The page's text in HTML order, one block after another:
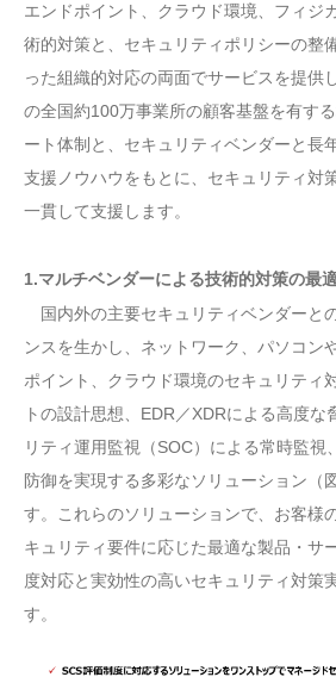
エンドポイント、クラウド環境、フィジ
術的対策と、セキュリティポリシーの整
った組織的対応の両面でサービスを提供
の全国約100万事業所の顧客基盤を有す
ート体制と、セキュリティベンダーと長
支援ノウハウをもとに、セキュリティ対
一貫して支援します。
1.マルチベンダーによる技術的対策の最
国内外の主要セキュリティベンダーと
ンスを生かし、ネットワーク、パソコン
ポイント、クラウド環境のセキュリティ
トの設計思想、EDR／XDRによる高度な
リティ運用監視（SOC）による常時監視
防御を実現する多彩なソリューション（
す。これらのソリューションで、お客様
キュリティ要件に応じた最適な製品・サ
度対応と実効性の高いセキュリティ対策
す。